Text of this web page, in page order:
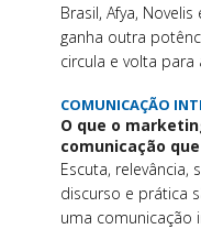
Brasil, Afya,
ganha outra
circula e volta
COMUNICAÇÃO
O que o
comunicação
Escuta, relevância,
discurso e prática
uma comunicação